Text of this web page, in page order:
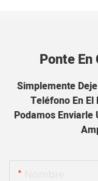
Ponte
Simplemente
Teléfono En El
Podamos Enviarle